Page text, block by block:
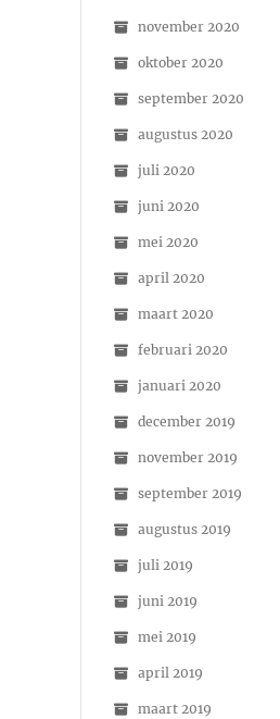
november 2020
oktober 2020
september 2020
augustus 2020
juli 2020
juni 2020
mei 2020
april 2020
maart 2020
februari 2020
januari 2020
december 2019
november 2019
september 2019
augustus 2019
juli 2019
juni 2019
mei 2019
april 2019
maart 2019